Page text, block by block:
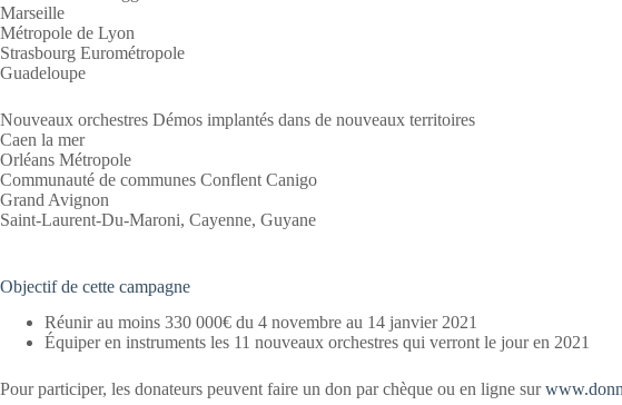
Marseille
Métropole de Lyon
Strasbourg Eurométropole
Guadeloupe
Nouveaux orchestres Démos implantés dans de nouveaux territoires
Caen la mer
Orléans Métropole
Communauté de communes Conflent Canigo
Grand Avignon
Saint-Laurent-Du-Maroni, Cayenne, Guyane
Objectif de cette campagne
Réunir au moins 330 000€ du 4 novembre au 14 janvier 2021
Équiper en instruments les 11 nouveaux orchestres qui verront le jour en 2021
Pour participer, les donateurs peuvent faire un don par chèque ou en ligne sur